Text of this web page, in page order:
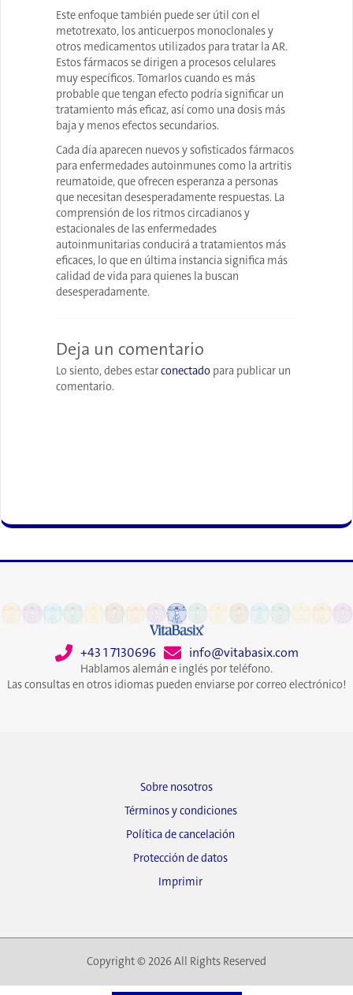
Este enfoque también puede ser útil con el
metotrexato, los anticuerpos monoclonales y
otros medicamentos utilizados para tratar la AR.
Estos fármacos se dirigen a procesos celulares
muy específicos. Tomarlos cuando es más
probable que tengan efecto podría significar un
tratamiento más eficaz, así como una dosis más
baja y menos efectos secundarios.
Cada día aparecen nuevos y sofisticados fármacos
para enfermedades autoinmunes como la artritis
reumatoide, que ofrecen esperanza a personas
que necesitan desesperadamente respuestas. La
comprensión de los ritmos circadianos y
estacionales de las enfermedades
autoinmunitarias conducirá a tratamientos más
eficaces, lo que en última instancia significa más
calidad de vida para quienes la buscan
desesperadamente.
Deja un comentario
Lo siento, debes estarconectado para publicar un
comentario.
+43 1 7130696 info@vitabasix.com
Hablamos alemán e inglés por teléfono.
Las consultas en otros idiomas pueden enviarse por correo electrónico!
Sobre nosotros
Términos y condiciones
Política de cancelación
Protección de datos
Imprimir
Copyright © 2026 All Rights Reserved